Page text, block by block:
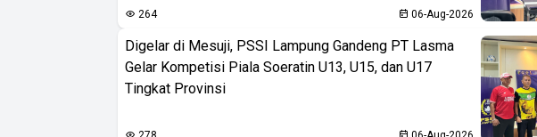
264 06-Aug-2026
Digelar di Mesuji, PSSI Lampung Gandeng PT Lasma
Gelar Kompetisi Piala Soeratin U13, U15, dan U17
Tingkat Provinsi